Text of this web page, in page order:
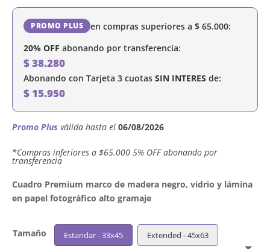
PROMO PLUS en compras superiores a $ 65.000:
20% OFF abonando por transferencia:
$38.280
Abonando con Tarjeta 3 cuotas SIN INTERES de:
$ 15.950
Promo Plus válida hasta el 06/08/2026
´*Compras inferiores a $65.000 5% OFF abonando por
transferencia
Cuadro Premium marco de madera negro, vidrio y lámina
en papel fotográfico alto gramaje
Tamaño Estandar - 33x45 Extended - 45x63